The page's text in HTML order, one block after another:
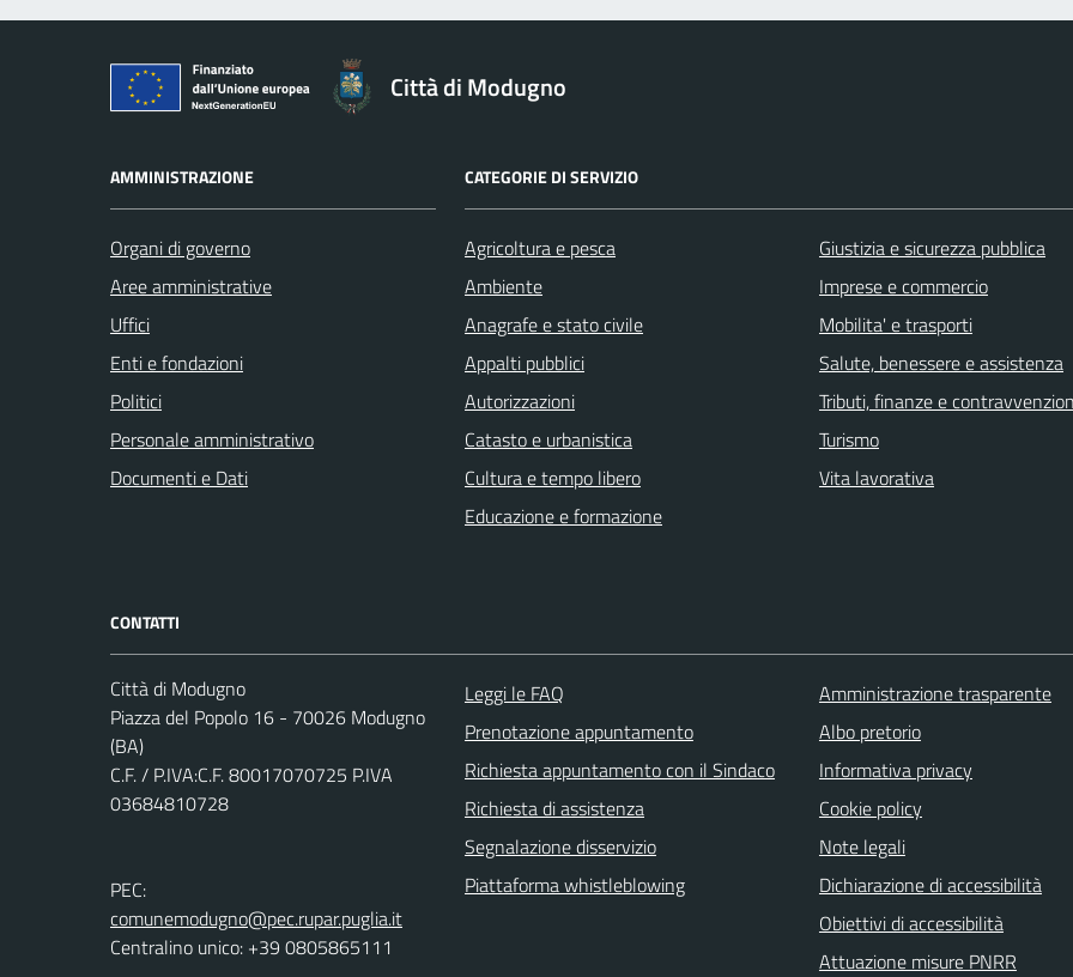
Città di Modugno
AMMINISTRAZIONE
Organi di governo
Aree amministrative
Uffici
Enti e fondazioni
Politici
Personale amministrativo
Documenti e Dati
CATEGORIE DI SERVIZIO
Agricoltura e pesca
Ambiente
Anagrafe e stato civile
Appalti pubblici
Autorizzazioni
Catasto e urbanistica
Cultura e tempo libero
Educazione e formazione
Giustizia e sicurezza pubblica
Imprese e commercio
Mobilita' e trasporti
Salute, benessere e assistenza
Tributi, finanze e
Turismo
Vita lavorativa
CONTATTI
Città di Modugno
Piazza del Popolo 16 - 70026 Modugno
(BA)
C.F. / P.IVA:C.F. 80017070725 P.IVA
03684810728
PEC:
comunemodugno@pec.rupar.puglia.it
Centralino unico: +39 0805865111
Leggi le FAQ
Prenotazione appuntamento
Richiesta appuntamento con il Sindaco
Richiesta di assistenza
Segnalazione disservizio
Piattaforma whistleblowing
Amministrazione trasparente
Albo pretorio
Informativa privacy
Cookie policy
Note legali
Dichiarazione di accessibilità
Obiettivi di accessibilità
Attuazione misure PNRR